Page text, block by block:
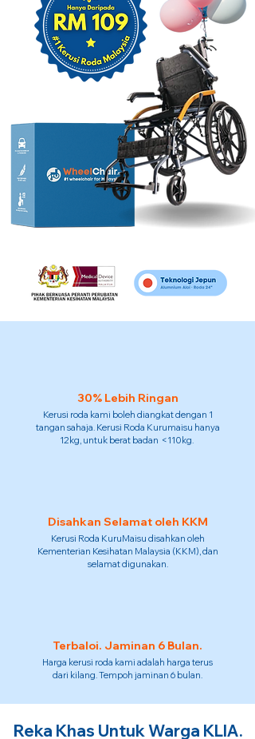
30% Lebih Ringan
Kerusi roda kami boleh diangkat dengan 1
tangan sahaja. Kerusi Roda Kurumaisu hanya
12kg, untuk berat badan <110kg.
Disahkan Selamat oleh KKM
Kerusi Roda KuruMaisu disahkan oleh
Kementerian Kesihatan Malaysia (KKM), dan
selamat digunakan.
Terbaloi. Jaminan 6 Bulan.
Harga kerusi roda kami adalah harga terus
dari kilang. Tempoh jaminan 6 bulan.
Reka Khas Untuk Warga KLIA.